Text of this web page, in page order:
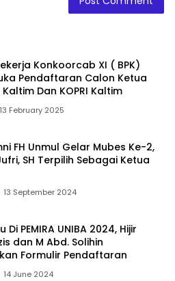
Konkoorcab XI ( BPK)
Pendaftaran Calon Ketua
Kaltim Dan KOPRI Kaltim
13 February 2025
FH Unmul Gelar Mubes Ke-2,
SH Terpilih Sebagai Ketua
13 September 2024
Di PEMIRA UNIBA 2024, Hijir
dan M Abd. Solihin
Formulir Pendaftaran
14 June 2024